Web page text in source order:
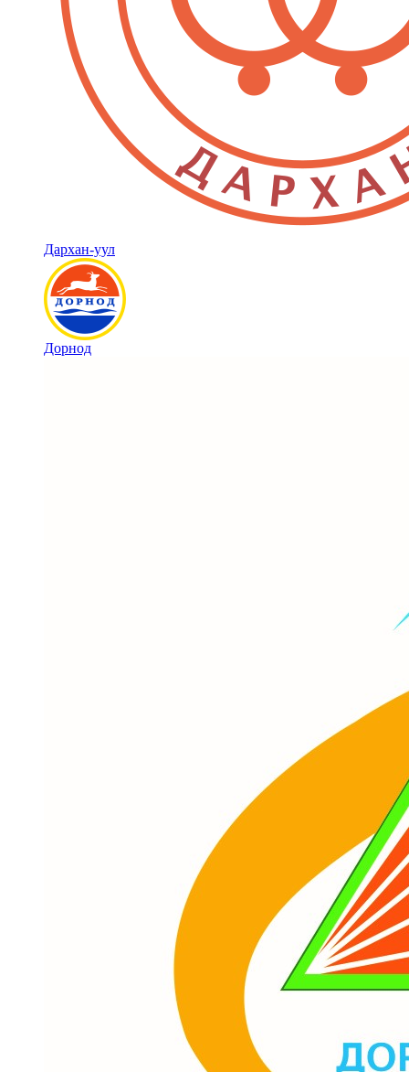
Дархан-уул
Дорнод